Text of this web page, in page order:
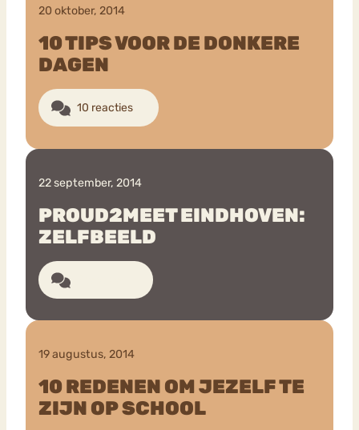
20 oktober, 2014
10 TIPS VOOR DE DONKERE
DAGEN
10 reacties
22 september, 2014
PROUD2MEET EINDHOVEN:
ZELFBEELD
19 augustus, 2014
10 REDENEN OM JEZELF TE
ZIJN OP SCHOOL